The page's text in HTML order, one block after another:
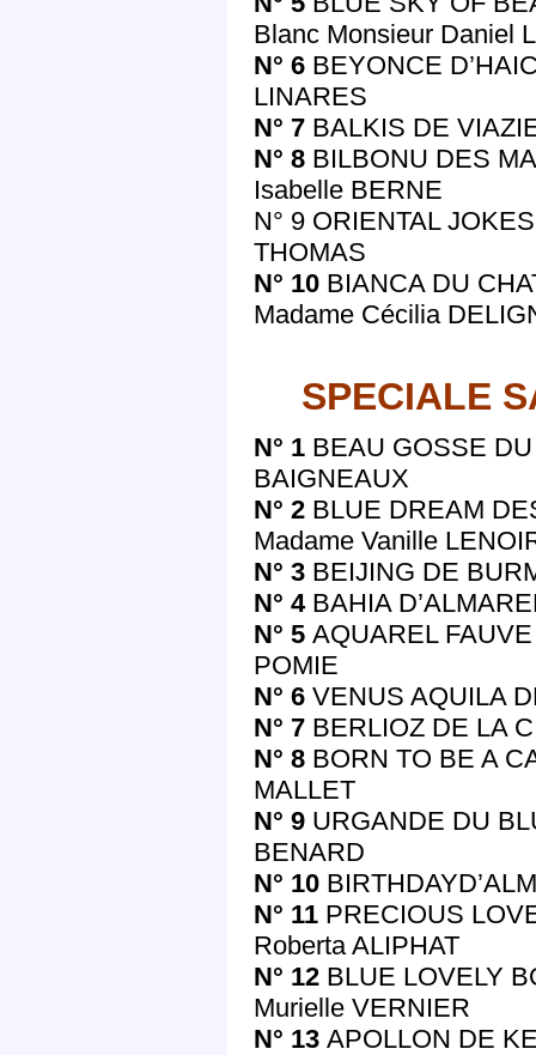
Blanc Monsieur Daniel
N° 6 BEYONCE
LINARES
N° 7 BALKIS DE
N° 8 BILBONU DES
Isabelle BERNE
N° 9 ORIENTAL
THOMAS
N° 10 BIANCA DU
Madame Cécilia
SPECIALE
N° 1 BEAU GOSSE
BAIGNEAUX
N° 2 BLUE DREAM
Madame Vanille
N° 3 BEIJING DE
N° 4 BAHIA
N° 5 AQUAREL
POMIE
N° 6 VENUS AQUILA
N° 7 BERLIOZ DE LA
N° 8 BORN TO BE A
MALLET
N° 9 URGANDE DU
BENARD
N° 10
N° 11 PRECIOUS
Roberta ALIPHAT
N° 12 BLUE LOVELY
Murielle VERNIER
N° 13 APOLLON DE